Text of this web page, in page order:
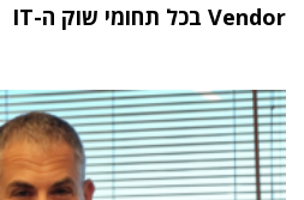
Vendor בכל תחומי שוק ה-IT